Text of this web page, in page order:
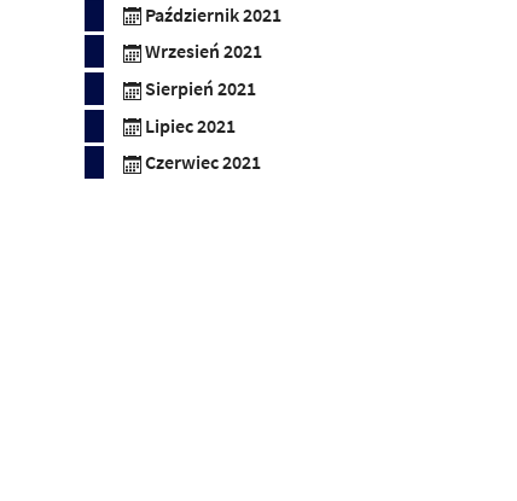
Październik 2021
Wrzesień 2021
Sierpień 2021
Lipiec 2021
Czerwiec 2021